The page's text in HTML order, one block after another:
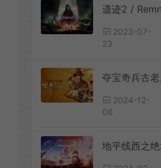
2023-07-
23
2024-12-
06